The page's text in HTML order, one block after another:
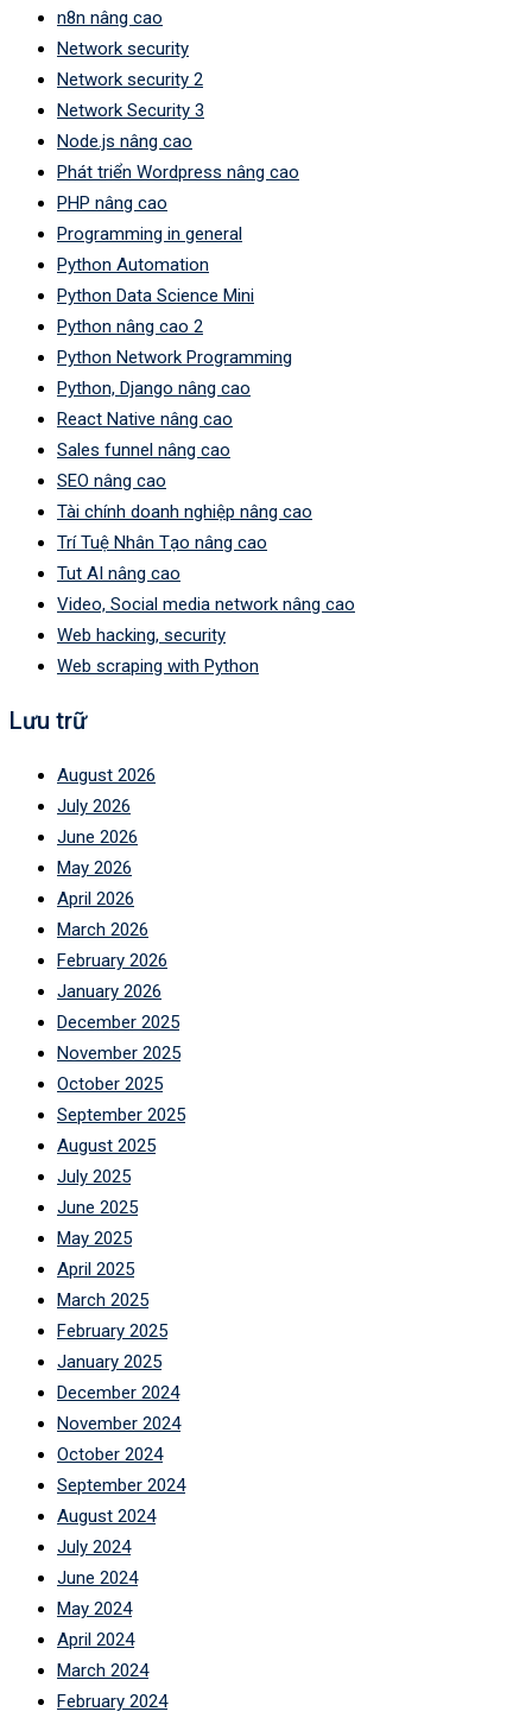
n8n nâng cao
Network security
Network security 2
Network Security 3
Node.js nâng cao
Phát triển Wordpress nâng cao
PHP nâng cao
Programming in general
Python Automation
Python Data Science Mini
Python nâng cao 2
Python Network Programming
Python, Django nâng cao
React Native nâng cao
Sales funnel nâng cao
SEO nâng cao
Tài chính doanh nghiệp nâng cao
Trí Tuệ Nhân Tạo nâng cao
Tut AI nâng cao
Video, Social media network nâng cao
Web hacking, security
Web scraping with Python
Lưu trữ
August 2026
July 2026
June 2026
May 2026
April 2026
March 2026
February 2026
January 2026
December 2025
November 2025
October 2025
September 2025
August 2025
July 2025
June 2025
May 2025
April 2025
March 2025
February 2025
January 2025
December 2024
November 2024
October 2024
September 2024
August 2024
July 2024
June 2024
May 2024
April 2024
March 2024
February 2024